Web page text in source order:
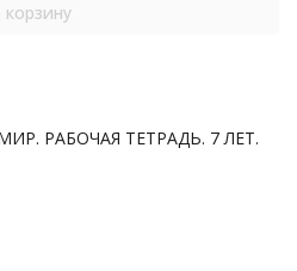
корзину
РАБОЧАЯ ТЕТРАДЬ. 7 ЛЕТ.